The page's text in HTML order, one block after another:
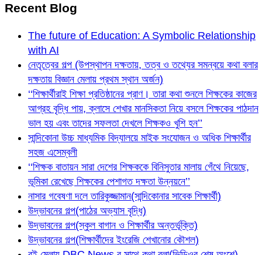
Recent Blog
The future of Education: A Symbolic Relationship
with AI
নেতৃত্বের গল্প (উপস্থাপন দক্ষতায়, তত্ব ও তথ্যের সমন্বয়ে কথা বলার
দক্ষতায় বিজ্ঞান মেলায় প্রথম স্থান অর্জন)
‘‘শিক্ষার্থীরাই শিক্ষা প্রতিষ্ঠানের প্রাণ। তারা কথা শুনলে শিক্ষকের কাজের
আগ্রহ বৃদ্ধি পায়, ক্লাসে শেখার মানসিকতা নিয়ে বসলে শিক্ষকের পাঠদান
ভাল হয় এবং তাদের সফলতা দেখলে শিক্ষকও খুশি হন’’
সান্দিকোনা উচ্চ মাধ্যমিক বিদ্যালয়ে মাইক সংযোজন ও অধিক শিক্ষার্থীর
সহজ এসেম্বলী
‘‘শিক্ষক বাতায়ন সারা দেশের শিক্ষককে বিনিসুতার মালায় গেঁথে নিয়েছে,
ভূমিকা রেখেছে শিক্ষকের পেশাগত দক্ষতা উন্নয়নে’’
নাসার গবেষণা দলে তারিকুজ্জামান(সান্দিকোনার সাবেক শিক্ষার্থী)
উদ্ভাবনের গল্প(পাঠের অভ্যাস বৃদ্ধি)
উদ্ভাবনের গল্প(স্কুল বাগান ও শিক্ষার্থীর অন্তর্ভূক্তি)
উদ্ভাবনের গল্প(শিক্ষার্থীদের ইংরেজি শেখানোর কৌশল)